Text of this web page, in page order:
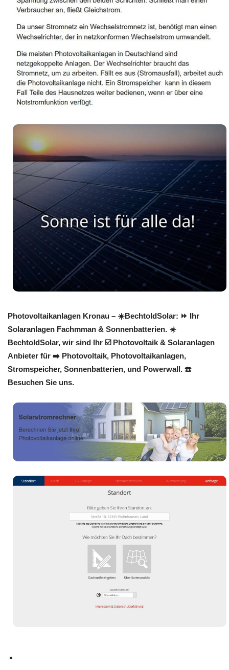
Photovoltaikanlagen Kronau – ☀️BechtoldSolar: ⏩ Ihr
Solaranlagen Fachmman & Sonnenbatterien. ☀️
BechtoldSolar, wir sind Ihr ☑️ Photovoltaik & Solaranlagen
Anbieter für ➡️ Photovoltaik, Photovoltaikanlagen,
Stromspeicher, Sonnenbatterien, und Powerwall. ☎️
Besuchen Sie uns.